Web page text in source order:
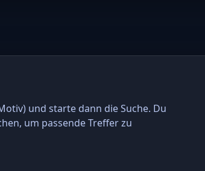
und starte dann die Suche. Du
um passende Treffer zu